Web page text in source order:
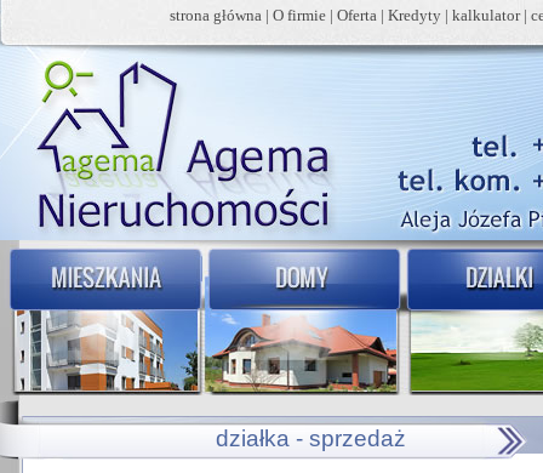
strona główna | O firmie | Oferta | Kredyty | kalkulator|
działka - sprzedaż